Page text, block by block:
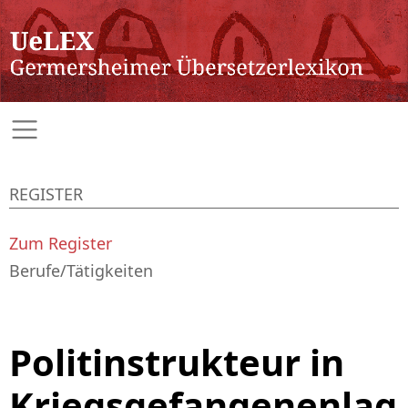
Politinstrukteur in
REGISTER
Zum Register
Berufe/Tätigkeiten